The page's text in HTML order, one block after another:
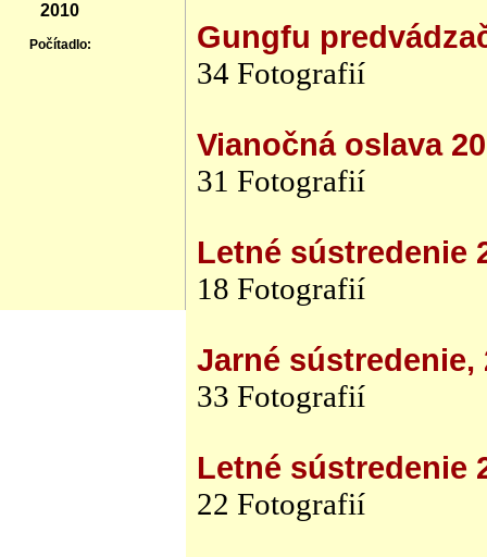
2010
Počítadlo:
Gungfu
34 Fotografií
Vianočná oslava
31 Fotografií
Letné sústredenie
18 Fotografií
Jarné sústredenie,
33 Fotografií
Letné sústredenie
22 Fotografií